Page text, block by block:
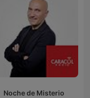
Noche de Misterio